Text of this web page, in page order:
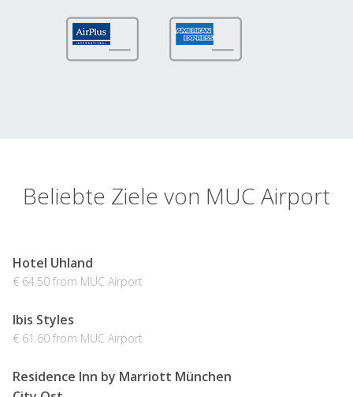
Beliebte Ziele von MUC Airport
Hotel Uhland
€ 64.50 from MUC Airport
Ibis Styles
€ 61.60 from MUC Airport
Residence Inn by Marriott München